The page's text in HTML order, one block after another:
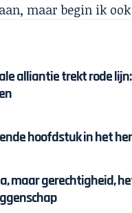
maar begin ik
alliantie trekt rode
hoofdstuk in het
maar gerechtigheid,